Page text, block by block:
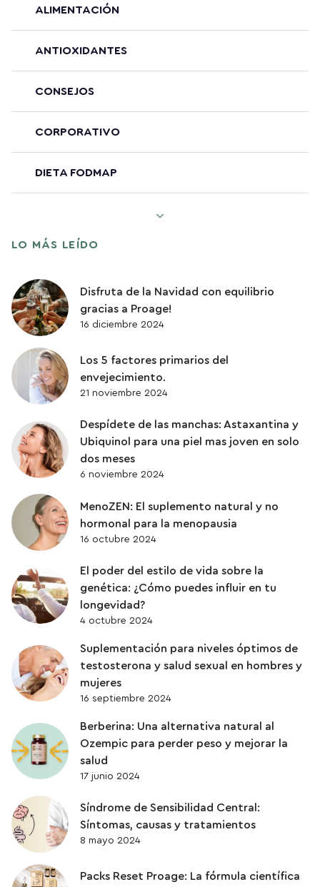
ALIMENTACIÓN
ANTIOXIDANTES
CONSEJOS
CORPORATIVO
DIETA FODMAP
ENVEJECIMIENTO SALUDABLE
PROTEINAS
QUERCETINA
SENESCENCIA
SISTEMA DIGESTIVO
SUPLEMENTACIÓN
UBIQUINOL
VITAMINAS
ZINC
LO MÁS LEÍDO
Disfruta de la Navidad con equilibrio
gracias a Proage!
16 diciembre 2024
Los 5 factores primarios del
envejecimiento.
21 noviembre 2024
Despídete de las manchas: Astaxantina y
Ubiquinol para una piel mas joven en solo
dos meses
6 noviembre 2024
MenoZEN: El suplemento natural y no
hormonal para la menopausia
16 octubre 2024
El poder del estilo de vida sobre la
genética: ¿Cómo puedes influir en tu
longevidad?
4 octubre 2024
Suplementación para niveles óptimos de
testosterona y salud sexual en hombres y
mujeres
16 septiembre 2024
Berberina: Una alternativa natural al
Ozempic para perder peso y mejorar la
salud
17 junio 2024
Síndrome de Sensibilidad Central:
Síntomas, causas y tratamientos
8 mayo 2024
Packs Reset Proage: La fórmula científica